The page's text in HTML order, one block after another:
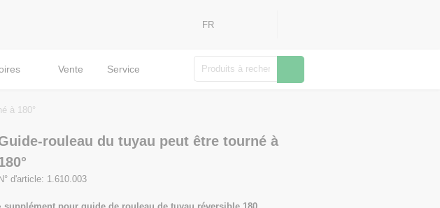
FR
Vente Service
à 180°
rouleau du tuyau peut être tourné à
N° d'article: 1.610.003